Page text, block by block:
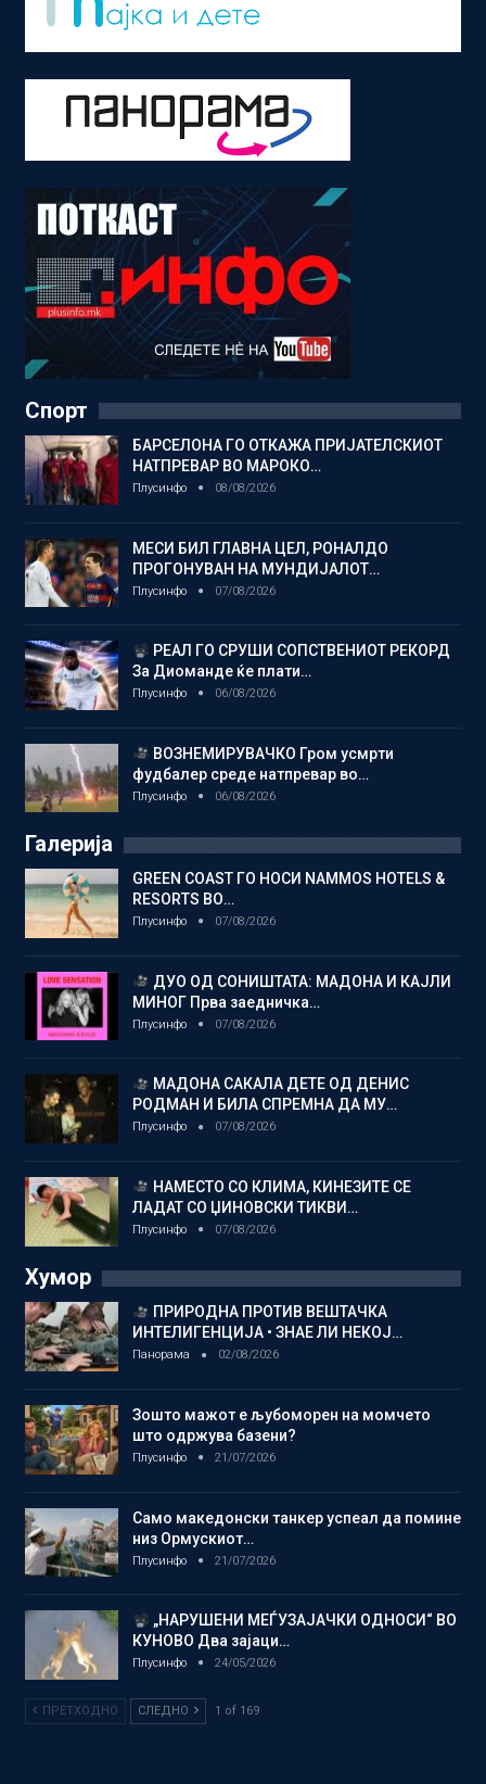
Спорт
БАРСЕЛОНА ГО ОТКАЖА ПРИЈАТЕЛСКИОТ
НАТПРЕВАР ВО МАРОКО…
Плусинфо 08/08/2026
МЕСИ БИЛ ГЛАВНА ЦЕЛ, РОНАЛДО
ПРОГОНУВАН НА МУНДИЈАЛОТ…
Плусинфо 07/08/2026
РЕАЛ ГО СРУШИ СОПСТВЕНИОТ РЕКОРД
За Диоманде ќе плати…
Плусинфо 06/08/2026
ВОЗНЕМИРУВАЧКО Гром усмрти
фудбалер среде натпревар во…
Плусинфо 06/08/2026
Галерија
GREEN COAST ГО НОСИ NAMMOS HOTELS &
RESORTS ВО…
Плусинфо 07/08/2026
ДУО ОД СОНИШТАТА: МАДОНА И КАЈЛИ
МИНОГ Прва заедничка…
Плусинфо 07/08/2026
МАДОНА САКАЛА ДЕТЕ ОД ДЕНИС
РОДМАН И БИЛА СПРЕМНА ДА МУ…
Плусинфо 07/08/2026
НАМЕСТО СО КЛИМА, КИНЕЗИТЕ СЕ
ЛАДАТ СО ЏИНОВСКИ ТИКВИ…
Плусинфо 07/08/2026
Хумор
ПРИРОДНА ПРОТИВ ВЕШТАЧКА
ИНТЕЛИГЕНЦИЈА • ЗНАЕ ЛИ НЕКОЈ…
Панорама 02/08/2026
Зошто мажот е љубоморен на момчето
што одржува базени?
Плусинфо 21/07/2026
Само македонски танкер успеал да помине
низ Ормускиот…
Плусинфо 21/07/2026
„НАРУШЕНИ МЕЃУЗАЈАЧКИ ОДНОСИ“ ВО
КУНОВО Два зајаци…
Плусинфо 24/05/2026
ПРЕТХОДНО СЛЕДНО 1 of 169